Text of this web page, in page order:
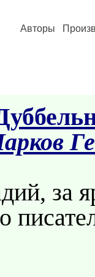
Авторы
за